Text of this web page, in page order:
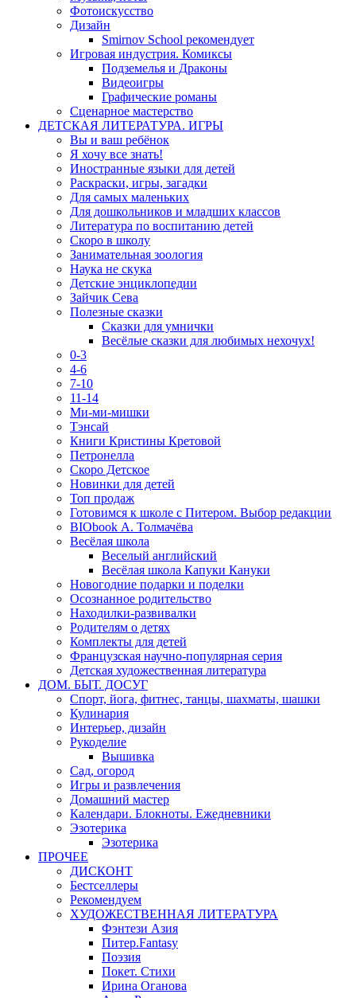
Фотоискусство
Дизайн
Smirnov School рекомендует
Игровая индустрия. Комиксы
Подземелья и Драконы
Видеоигры
Графические романы
Сценарное мастерство
ДЕТСКАЯ ЛИТЕРАТУРА. ИГРЫ
Вы и ваш ребёнок
Я хочу все знать!
Иностранные языки для детей
Раскраски, игры, загадки
Для самых маленьких
Для дошкольников и младших классов
Литература по воспитанию детей
Скоро в школу
Занимательная зоология
Наука не скука
Детские энциклопедии
Зайчик Сева
Полезные сказки
Сказки для умнички
Весёлые сказки для любимых нехочух!
0-3
4-6
7-10
11-14
Ми-ми-мишки
Тэнсай
Книги Кристины Кретовой
Петронелла
Скоро Детское
Новинки для детей
Топ продаж
Готовимся к школе с Питером. Выбор редакции
BIObook А. Толмачёва
Весёлая школа
Веселый английский
Весёлая школа Капуки Кануки
Новогодние подарки и поделки
Осознанное родительство
Находилки-развивалки
Родителям о детях
Комплекты для детей
Французская научно-популярная серия
Детская художественная литература
ДОМ. БЫТ. ДОСУГ
Спорт, йога, фитнес, танцы, шахматы, шашки
Кулинария
Интерьер, дизайн
Рукоделие
Вышивка
Сад, огород
Игры и развлечения
Домашний мастер
Календари. Блокноты. Ежедневники
Эзотерика
Эзотерика
ПРОЧЕЕ
ДИСКОНТ
Бестселлеры
Рекомендуем
ХУДОЖЕСТВЕННАЯ ЛИТЕРАТУРА
Фэнтези Азия
Питер.Fantasy
Поэзия
Покет. Стихи
Ирина Оганова